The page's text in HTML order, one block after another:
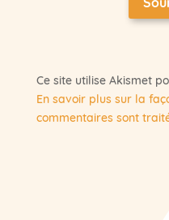
Ce site utilise Akismet
En savoir plus sur la
commentaires sont